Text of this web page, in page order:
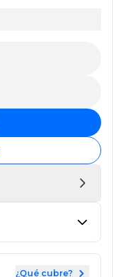
¿Qué cubre?